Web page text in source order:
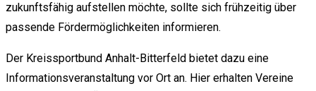
zukunftsfähig aufstellen möchte, sollte sich frühzeitig über
passende Fördermöglichkeiten informieren.
Der Kreissportbund Anhalt-Bitterfeld bietet dazu eine
Informationsveranstaltung vor Ort an. Hier erhalten Vereine